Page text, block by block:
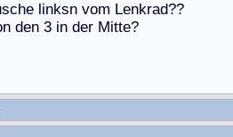
sche linksn vom Lenkrad??
n den 3 in der Mitte?